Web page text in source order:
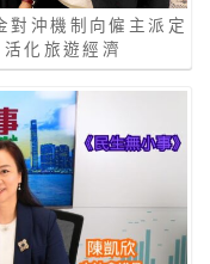
對沖機制向僱主派定
化旅遊經濟